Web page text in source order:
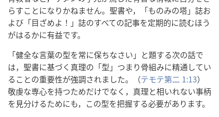
らすことになりかねません。聖書や，「ものみの塔」誌お
よび「目ざめよ！」誌のすべての記事を定期的に読むほう
がはるかに有益です。
「健全な言葉の型を常に保ちなさい」と題する次の話で
は，聖書に基づく真理の「型」つまり骨組みに精通してい
ることの重要性が強調されました。（テモテ第二 1:13）
敬虔な専心を持つためだけでなく，真理と相いれない事柄
を見分けるためにも，この型を把握する必要があります。